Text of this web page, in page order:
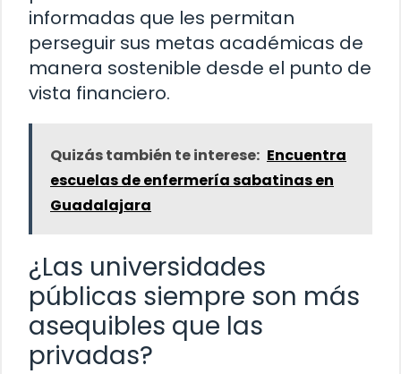
informadas que les permitan
perseguir sus metas académicas de
manera sostenible desde el punto de
vista financiero.
Quizás también te interese: Encuentra
escuelas de enfermería sabatinas en
Guadalajara
¿Las universidades
públicas siempre son más
asequibles que las
privadas?